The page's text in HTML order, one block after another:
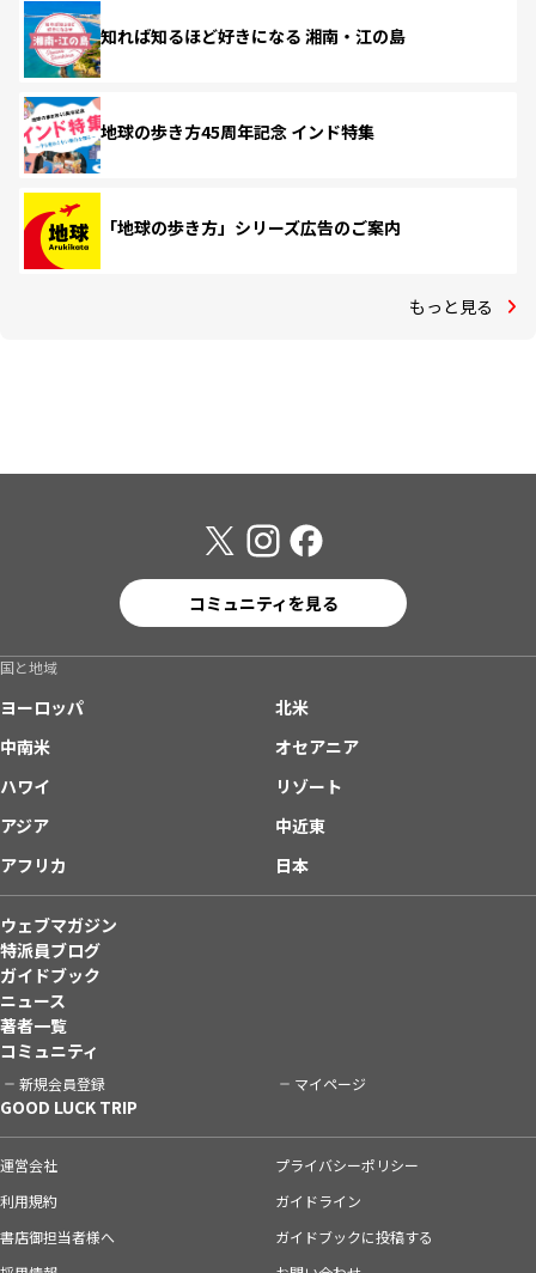
知れば知るほど好きになる 湘南・江の島
地球の歩き方45周年記念 インド特集
「地球の歩き方」シリーズ広告のご案内
もっと見る
コミュニティを見る
国と地域
ヨーロッパ
北米
中南米
オセアニア
ハワイ
リゾート
アジア
中近東
アフリカ
日本
ウェブマガジン
特派員ブログ
ガイドブック
ニュース
著者一覧
コミュニティ
新規会員登録 マイページ
GOOD LUCK TRIP
運営会社
プライバシーポリシー
利用規約
ガイドライン
書店御担当者様へ
ガイドブックに投稿する